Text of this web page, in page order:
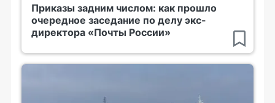
Приказы задним числом: как прошло
очередное заседание по делу экс-
директора «Почты России»